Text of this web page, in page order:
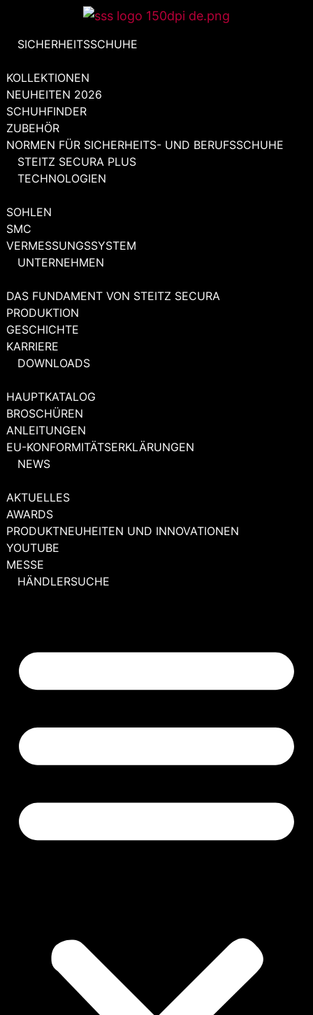
springen
SICHERHEITSSCHUHE
KOLLEKTIONEN
NEUHEITEN 2026
SCHUHFINDER
ZUBEHÖR
NORMEN FÜR SICHERHEITS- UND BERUFSSCHUHE
STEITZ SECURA PLUS
TECHNOLOGIEN
SOHLEN
SMC
VERMESSUNGSSYSTEM
UNTERNEHMEN
DAS FUNDAMENT VON STEITZ SECURA
PRODUKTION
GESCHICHTE
KARRIERE
DOWNLOADS
HAUPTKATALOG
BROSCHÜREN
ANLEITUNGEN
EU-KONFORMITÄTSERKLÄRUNGEN
NEWS
AKTUELLES
AWARDS
PRODUKTNEUHEITEN UND INNOVATIONEN
YOUTUBE
MESSE
HÄNDLERSUCHE